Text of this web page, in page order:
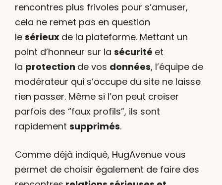
rencontres plus frivoles pour s’amuser,
cela ne remet pas en question
le sérieux de la plateforme. Mettant un
point d’honneur sur la sécurité et
la protection de vos données, l’équipe de
modérateur qui s’occupe du site ne laisse
rien passer. Même si l’on peut croiser
parfois des “faux profils”, ils sont
rapidement supprimés.
Comme déjà indiqué, HugAvenue vous
permet de choisir également de faire des